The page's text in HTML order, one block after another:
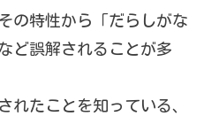
の特性から「だらしがな
ど誤解されることが多
れたことを知っている、